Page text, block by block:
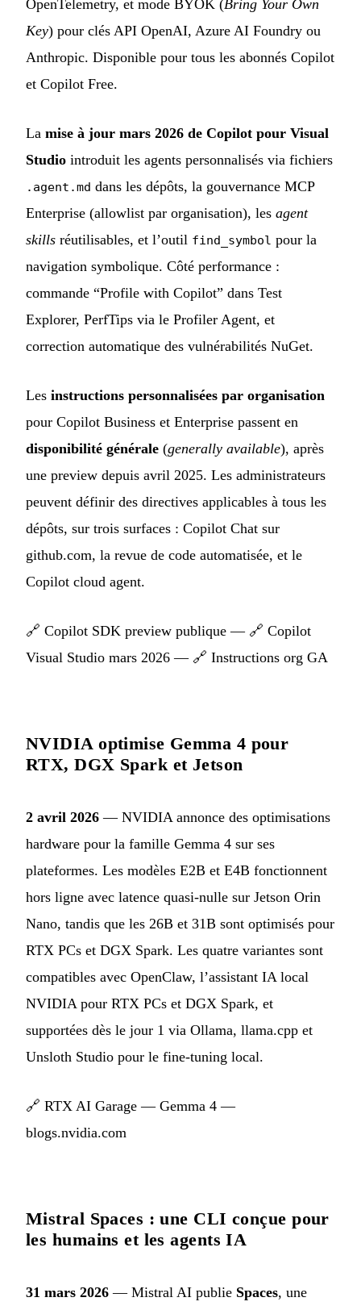
OpenTelemetry, et mode BYOK (Bring Your Own
Key) pour clés API OpenAI, Azure AI Foundry ou
Anthropic. Disponible pour tous les abonnés Copilot
et Copilot Free.
La mise à jour mars 2026 de Copilot pour Visual
Studio introduit les agents personnalisés via fichiers
.agent.md dans les dépôts, la gouvernance MCP
Enterprise (allowlist par organisation), les agent
skills réutilisables, et l’outil find_symbol pour la
navigation symbolique. Côté performance :
commande “Profile with Copilot” dans Test
Explorer, PerfTips via le Profiler Agent, et
correction automatique des vulnérabilités NuGet.
Les instructions personnalisées par organisation
pour Copilot Business et Enterprise passent en
disponibilité générale (generally available), après
une preview depuis avril 2025. Les administrateurs
peuvent définir des directives applicables à tous les
dépôts, sur trois surfaces : Copilot Chat sur
github.com, la revue de code automatisée, et le
Copilot cloud agent.
🔗 Copilot SDK preview publique — 🔗 Copilot
Visual Studio mars 2026 — 🔗 Instructions org GA
NVIDIA optimise Gemma 4 pour
RTX, DGX Spark et Jetson
2 avril 2026 — NVIDIA annonce des optimisations
hardware pour la famille Gemma 4 sur ses
plateformes. Les modèles E2B et E4B fonctionnent
hors ligne avec latence quasi-nulle sur Jetson Orin
Nano, tandis que les 26B et 31B sont optimisés pour
RTX PCs et DGX Spark. Les quatre variantes sont
compatibles avec OpenClaw, l’assistant IA local
NVIDIA pour RTX PCs et DGX Spark, et
supportées dès le jour 1 via Ollama, llama.cpp et
Unsloth Studio pour le fine-tuning local.
🔗 RTX AI Garage — Gemma 4 —
blogs.nvidia.com
Mistral Spaces : une CLI conçue pour
les humains et les agents IA
31 mars 2026 — Mistral AI publie Spaces, une